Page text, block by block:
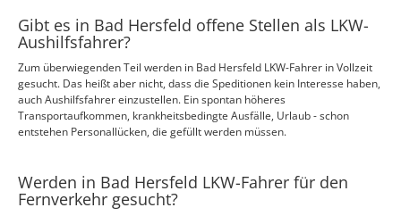
Gibt es in Bad Hersfeld offene Stellen als LKW-
Aushilfsfahrer?
Zum überwiegenden Teil werden in Bad Hersfeld LKW-Fahrer in Vollzeit
gesucht. Das heißt aber nicht, dass die Speditionen kein Interesse haben,
auch Aushilfsfahrer einzustellen. Ein spontan höheres
Transportaufkommen, krankheitsbedingte Ausfälle, Urlaub - schon
entstehen Personallücken, die gefüllt werden müssen.
Werden in Bad Hersfeld LKW-Fahrer für den
Fernverkehr gesucht?